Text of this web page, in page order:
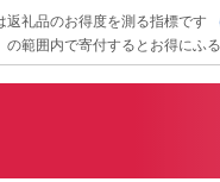
礼品のお得度を測る指標です
範囲内で寄付するとお得にふ